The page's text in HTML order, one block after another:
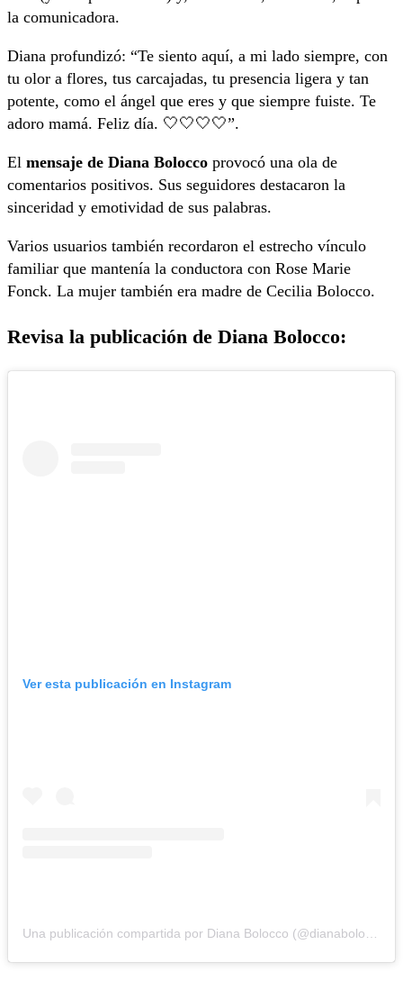
la comunicadora.
Diana profundizó: “Te siento aquí, a mi lado siempre, con
tu olor a flores, tus carcajadas, tu presencia ligera y tan
potente, como el ángel que eres y que siempre fuiste. Te
adoro mamá. Feliz día. 🤍🤍🤍🤍”.
El mensaje de Diana Bolocco provocó una ola de
comentarios positivos. Sus seguidores destacaron la
sinceridad y emotividad de sus palabras.
Varios usuarios también recordaron el estrecho vínculo
familiar que mantenía la conductora con Rose Marie
Fonck. La mujer también era madre de Cecilia Bolocco.
Revisa la publicación de Diana Bolocco:
Ver esta publicación en Instagram